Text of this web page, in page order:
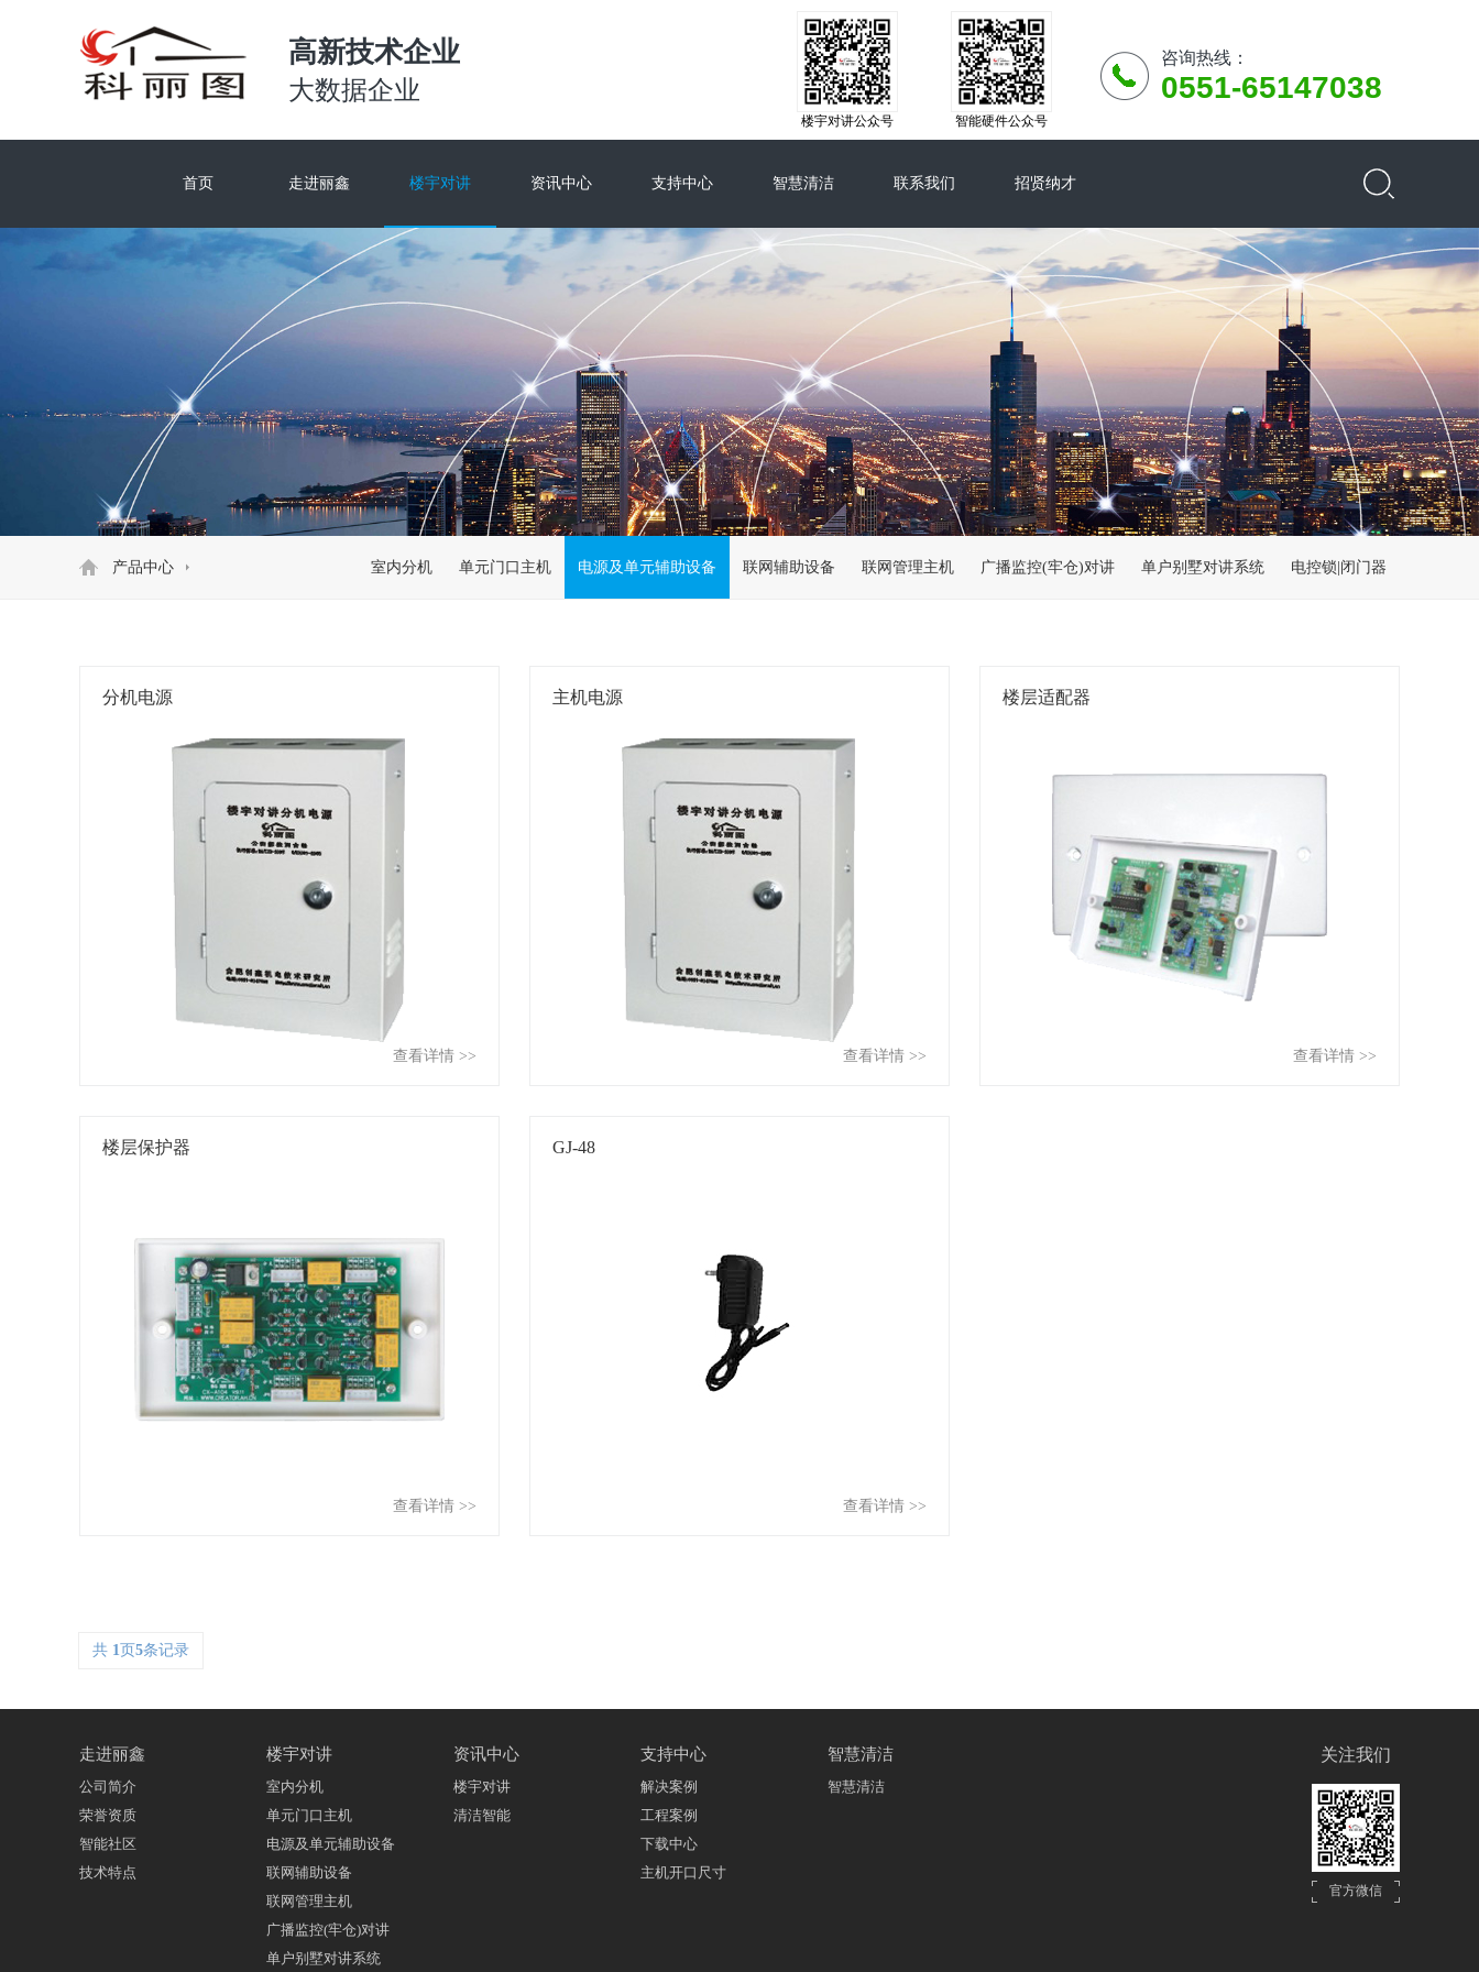
高新技术企业
大数据企业
咨询热线：
0551-65147038
楼宇对讲公众号 智能硬件公众号
首页 走进丽鑫 楼宇对讲 资讯中心 支持中心 智慧清洁 联系我们 招贤纳才
产品中心 室内分机 单元门口主机 电源及单元辅助设备 联网辅助设备 联网管理主机 广播监控(牢仓)对讲 单户别墅对讲系统 电控锁|闭门器
分机电源
查看详情 >>
主机电源
查看详情 >>
楼层适配器
查看详情 >>
楼层保护器
查看详情 >>
GJ-48
查看详情 >>
共 1页 5条记录
走进丽鑫
公司简介
荣誉资质
智能社区
技术特点
楼宇对讲
室内分机
单元门口主机
电源及单元辅助设备
联网辅助设备
联网管理主机
广播监控(牢仓)对讲
单户别墅对讲系统
资讯中心
楼宇对讲
清洁智能
支持中心
解决案例
工程案例
下载中心
主机开口尺寸
智慧清洁
智慧清洁
关注我们
官方微信